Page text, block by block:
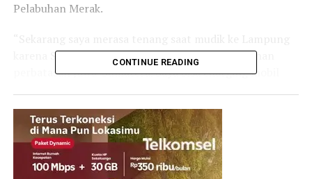
Pelabuhan Merak.
karena SPKLU ini tepat berada di tengah perjalanan
perbatasan Jawa-Sumatera. Saya bisa charging mobil
penyeberangan,” ujar Sarwan.
Sarwan mengatakan, lebaran kali ini untuk pertama kali
dirinya mudik menggunakan mobil listrik, setelah
sebelumnya selalu menggunakan mobil berbahan bakar
CONTINUE READING